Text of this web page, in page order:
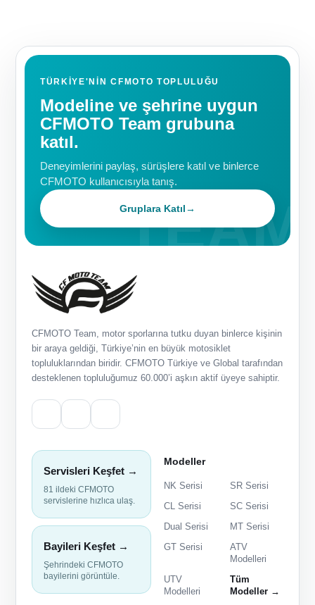
TÜRKIYE'NIN CFMOTO TOPLULUĞU
Modeline ve şehrine uygun
CFMOTO Team grubuna
katıl.
Deneyimlerini paylaş, sürüşlere katıl ve binlerce
CFMOTO kullanıcısıyla tanış.
Gruplara Katıl→
CFMOTO Team, motor sporlarına tutku duyan binlerce kişinin
bir araya geldiği, Türkiye’nin en büyük motosiklet
topluluklarından biridir. CFMOTO Türkiye ve Global tarafından
desteklenen topluluğumuz 60.000’i aşkın aktif üyeye sahiptir.
Servisleri Keşfet →
81 ildeki CFMOTO
servislerine hızlıca ulaş.
Bayileri Keşfet →
Şehrindeki CFMOTO
bayilerini görüntüle.
Modeller
NK Serisi
SR Serisi
CL Serisi
SC Serisi
Dual Serisi
MT Serisi
GT Serisi
ATV
Modelleri
UTV
Modelleri
Tüm
Modeller →